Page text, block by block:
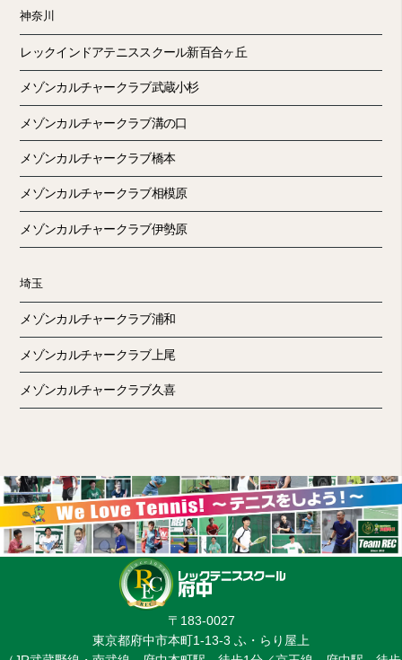
神奈川
レックインドアテニススクール新百合ヶ丘
メゾンカルチャークラブ武蔵小杉
メゾンカルチャークラブ溝の口
メゾンカルチャークラブ橋本
メゾンカルチャークラブ相模原
メゾンカルチャークラブ伊勢原
埼玉
メゾンカルチャークラブ浦和
メゾンカルチャークラブ上尾
メゾンカルチャークラブ久喜
〒183-0027
東京都府中市本町1-13-3 ふ・らり屋上